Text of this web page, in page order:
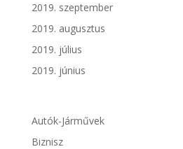
2019. szeptember
2019. augusztus
2019. július
2019. június
Autók-Járművek
Biznisz